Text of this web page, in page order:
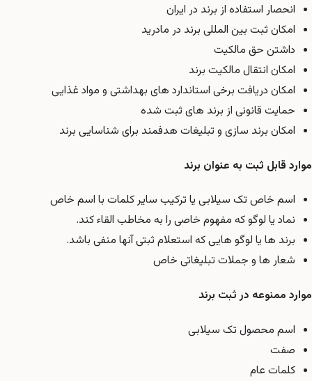
انحصار استفاده از برند در ایران
امکان ثبت بین المللی برند در مادرید
داشتن حق مالکیت
امکان انتقال مالکیت برند
امکان دریافت برخی استاندارد های بهداشتی و مواد غذایی
حمایت قانونی از برند های ثبت شده
امکان برند سازی و تبلیغات هدفمند برای شناسایی برند
موارد قابل ثبت به عنوان برند
اسم خاص تک سیلابی یا ترکیب سایر کلمات با اسم خاص
نماد یا لوگو که مفهوم خاصی را به مخاطب القاء کند.
برند ها یا لوگو هایی که استعلام ثبتی آنها منفی باشد.
شعار ها و جملات تبلیغاتی خاص
موارد ممنوعه در ثبت برند
اسم محصول تک سیلابی
صفت
کلمات عام